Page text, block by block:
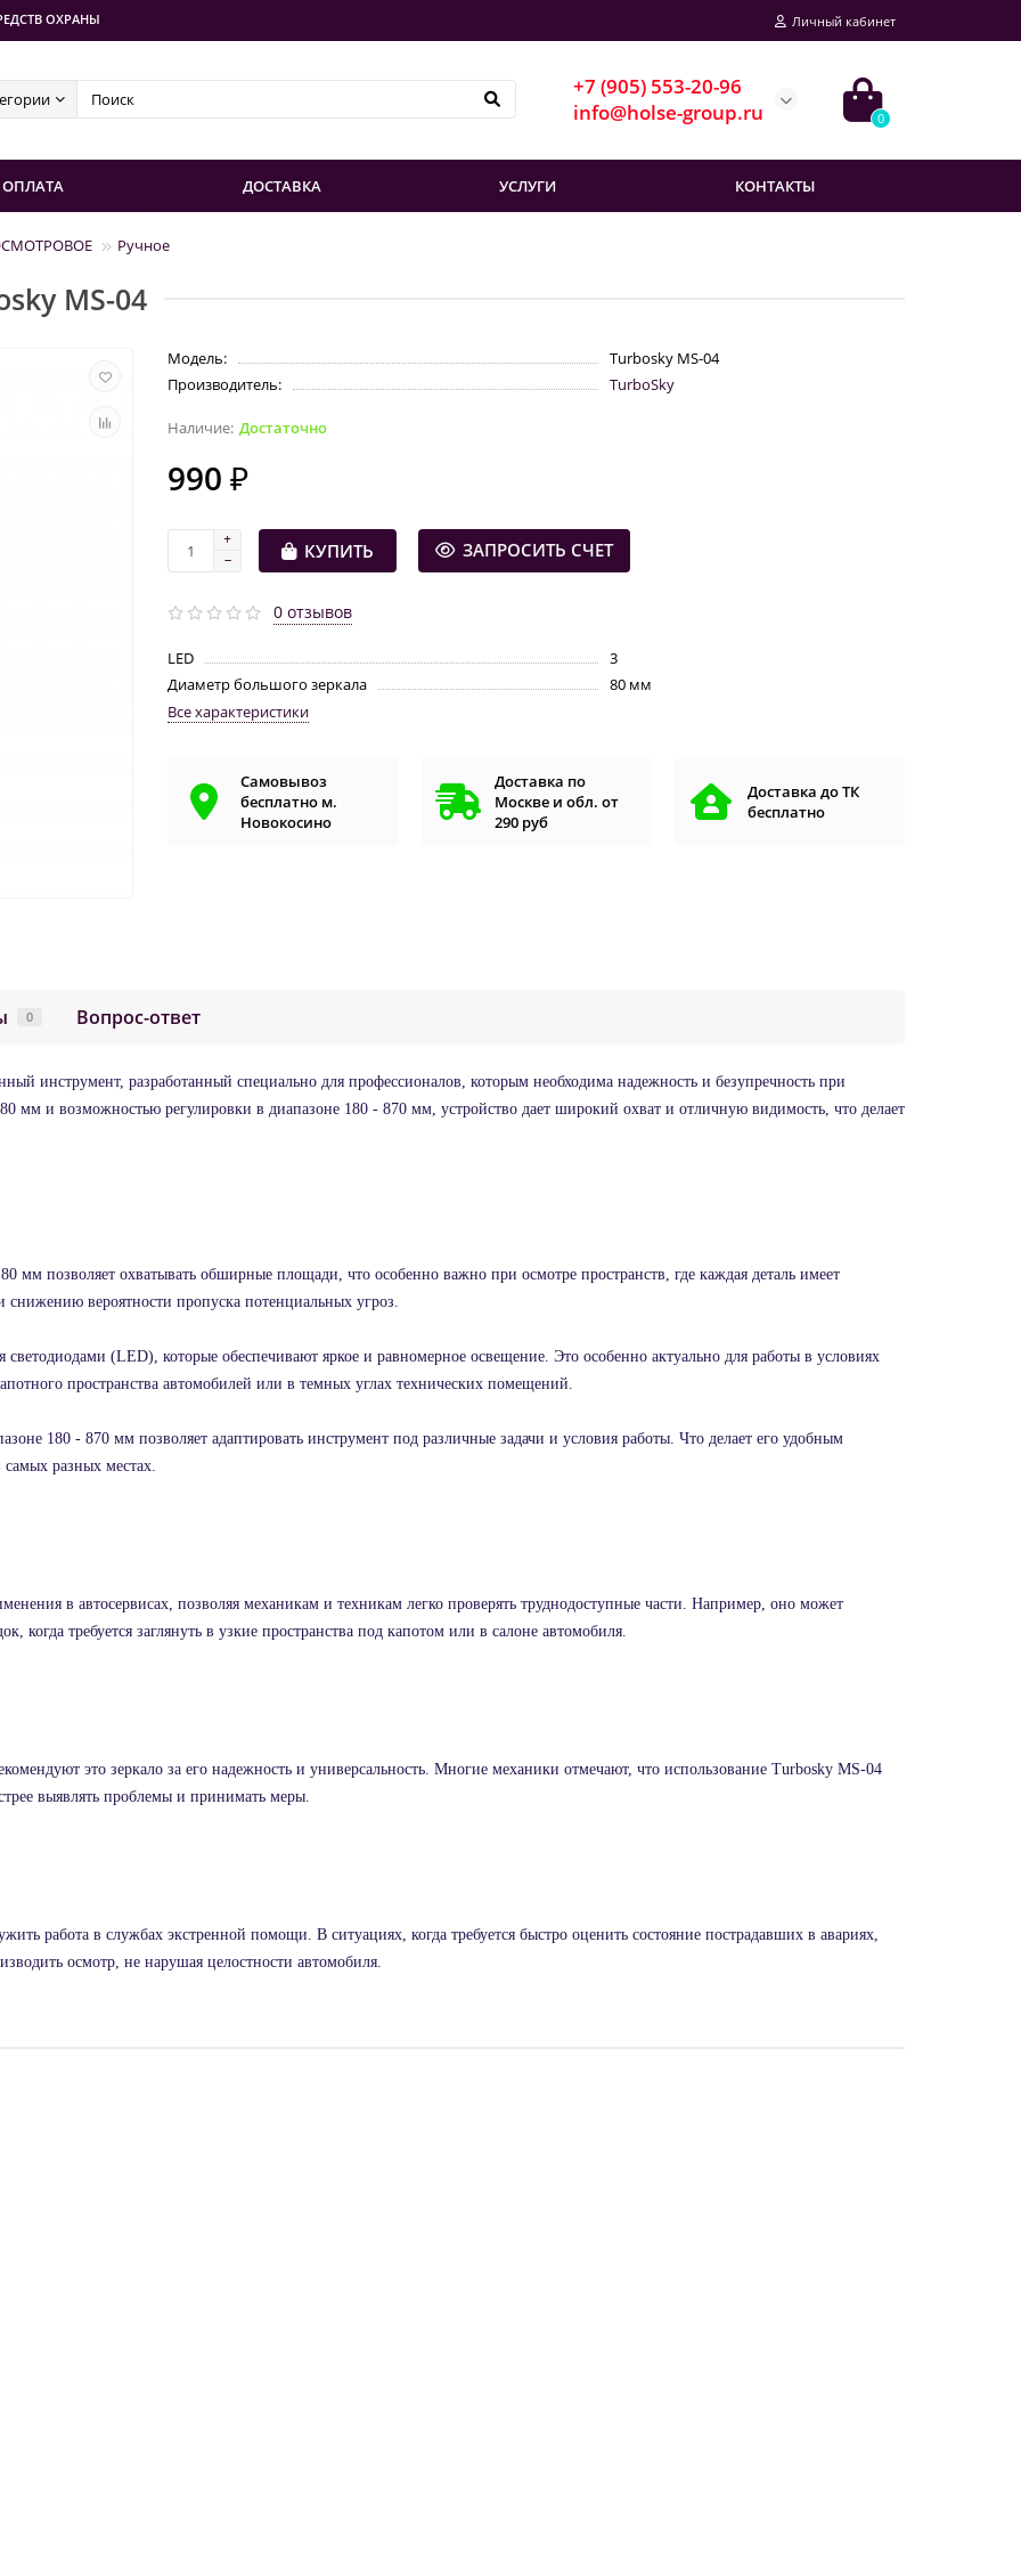
ОХРАНЫ Личный кабинет
+7 (905) 553-20-96
info@holse-group.ru
0
ОПЛАТА ДОСТАВКА УСЛУГИ КОНТАКТЫ
Ручное
MS-04
Модель:
Turbosky MS-04
Производитель:
TurboSky
Достаточно
990 ₽
КУПИТЬ ЗАПРОСИТЬ СЧЕТ
0 отзывов
LED
3
Диаметр большого зеркала
80 мм
Все характеристики
Самовывоз
бесплатно м.
Новокосино
Доставка по
Москве и обл. от
290 руб
Доставка до ТК
бесплатно
0 Вопрос-ответ
инструмент, разработанный специально для профессионалов, которым необходима надежность и безупречность при
мм и возможностью регулировки в диапазоне 180 - 870 мм, устройство дает широкий охват и отличную видимость, что делает
мм позволяет охватывать обширные площади, что особенно важно при осмотре пространств, где каждая деталь имеет
снижению вероятности пропуска потенциальных угроз.
светодиодами (LED), которые обеспечивают яркое и равномерное освещение. Это особенно актуально для работы в условиях
пространства автомобилей или в темных углах технических помещений.
180 - 870 мм позволяет адаптировать инструмент под различные задачи и условия работы. Что делает его удобным
самых разных местах.
в автосервисах, позволяя механикам и техникам легко проверять труднодоступные части. Например, оно может
когда требуется заглянуть в узкие пространства под капотом или в салоне автомобиля.
это зеркало за его надежность и универсальность. Многие механики отмечают, что использование Turbosky MS-04
выявлять проблемы и принимать меры.
работа в службах экстренной помощи. В ситуациях, когда требуется быстро оценить состояние пострадавших в авариях,
осмотр, не нарушая целостности автомобиля.